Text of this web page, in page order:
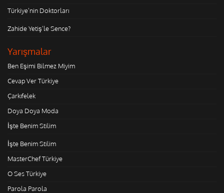
Türkiye'nin Doktorları
Zahide Yetiş'le Sence?
Yarışmalar
Ben Eşimi Bilmez Miyim
Cevap Ver Türkiye
Çarkıfelek
Doya Doya Moda
İşte Benim Stilim
İşte Benim Stilim
MasterChef Türkiye
O Ses Türkiye
Parola Parola